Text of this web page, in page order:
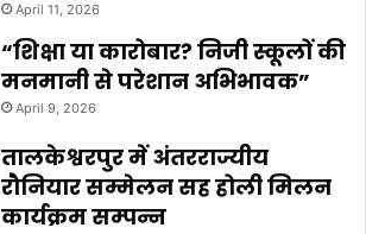
April 11, 2026
“शिक्षा या कारोबार? निजी स्कूलों की
मनमानी से परेशान अभिभावक”
April 9, 2026
तालकेश्वरपुर में अंतरराज्यीय
रौनियार सम्मेलन सह होली मिलन
कार्यक्रम सम्पन्न